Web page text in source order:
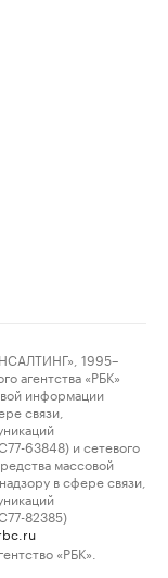
1995–
агентства «РБК»
информации
связи,
63848) и сетевого
массовой
в сфере связи,
82385)
«РБК».